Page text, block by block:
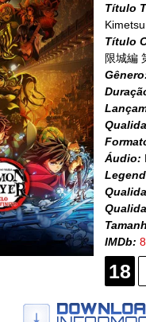
Título
Título
限城編
Áudio:
IMDb:
18